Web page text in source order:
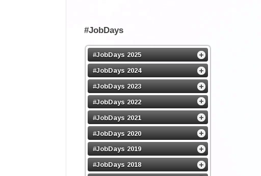
#JobDays
#JobDays 2025
#JobDays 2024
#JobDays 2023
#JobDays 2022
#JobDays 2021
#JobDays 2020
#JobDays 2019
#JobDays 2018